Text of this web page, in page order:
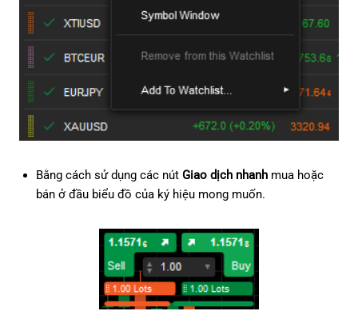
Kích hoạt cắt lỗ
Bằng cách sử dụng các nút Giao dịch nhanhmua hoặc
bán ở đầu biểu đồ của ký hiệu mong muốn.